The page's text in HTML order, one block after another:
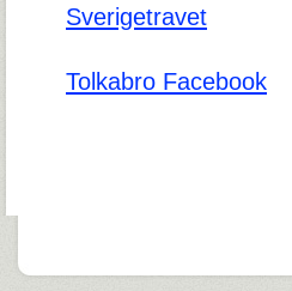
Sverigetravet
Tolkabro Facebook